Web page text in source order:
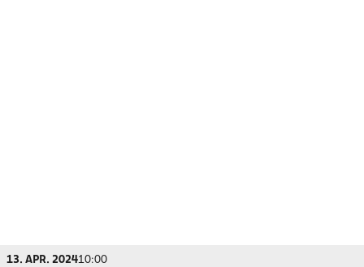
13. APR. 202410:00